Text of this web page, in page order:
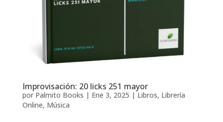
Improvisación: 20 licks 251 mayor
por Palmito Books | Ene 3, 2025 | Libros, Librería
Online, Música